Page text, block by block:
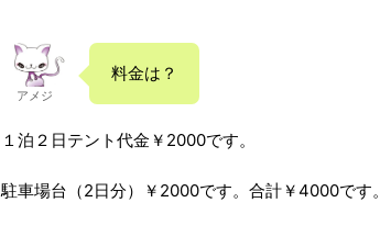
アメジ
料金は？
１泊２日テント代金￥2000です。
駐車場台（2日分）￥2000です。合計￥4000です。